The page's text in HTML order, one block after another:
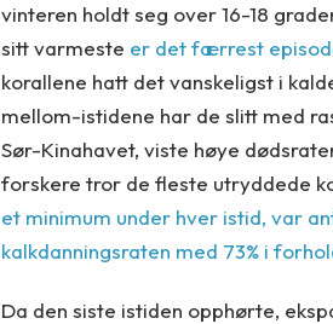
vinteren holdt seg over 16-18
sitt varmeste er det færrest
korallene hatt det vanskeligst i
mellom-istidene har de slitt med
Sør-Kinahavet, viste høye
forskere tror de fleste utryddede
et minimum under hver istid, var
kalkdanningsraten med 73% i
Da den siste istiden opphørte,